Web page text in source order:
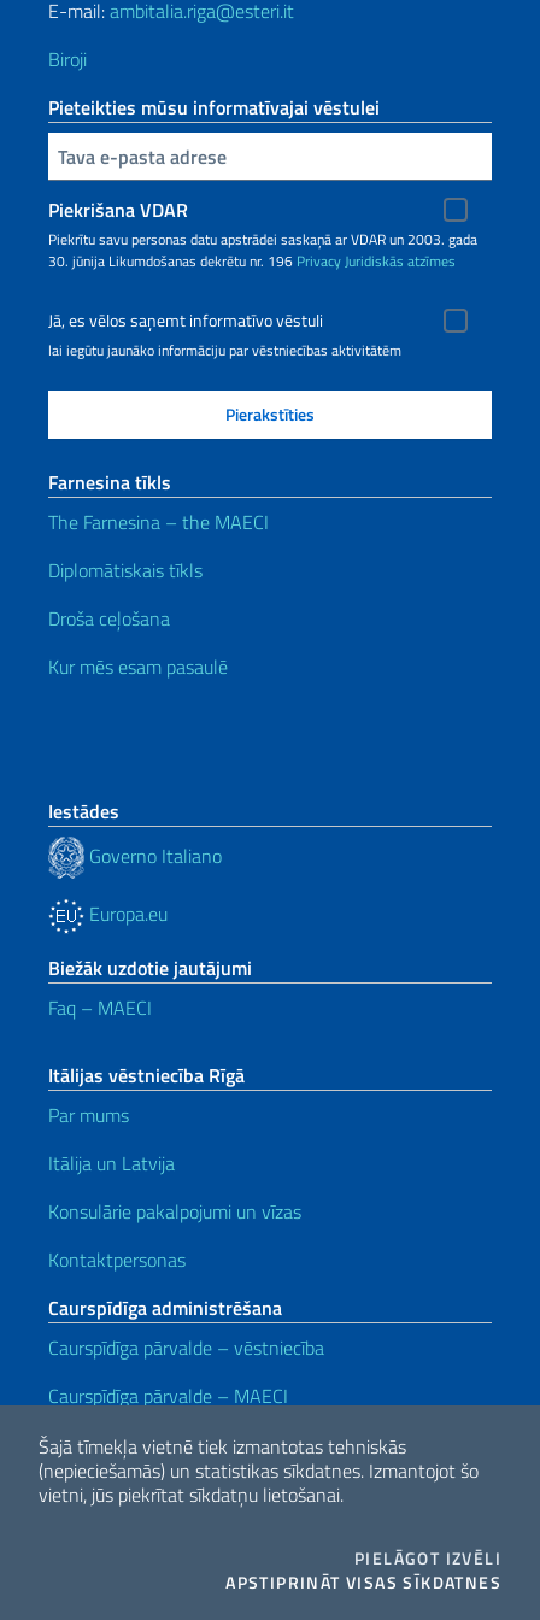
Šajā tīmekļa vietnē tiek izmantotas tehniskās
(nepieciešamās) un statistikas sīkdatnes. Izmantojot šo
vietni, jūs piekrītat sīkdatņu lietošanai.
PIELĀGOT IZVĒLI
APSTIPRINĀT VISAS SĪKDATNES
E-mail:ambitalia.riga@esteri.it
Biroji
Pieteikties mūsu informatīvajai vēstulei
Inserisci la tua email
Piekrišana VDAR
Piekrītu savu personas datu apstrādei saskaņā ar VDAR un 2003. gada
30. jūnija Likumdošanas dekrētu nr. 196 PrivacyJuridiskās atzīmes
Jā, es vēlos saņemt informatīvo vēstuli
lai iegūtu jaunāko informāciju par vēstniecības aktivitātēm
Farnesina tīkls
The Farnesina – the MAECI
Diplomātiskais tīkls
Droša ceļošana
Kur mēs esam pasaulē
Iestādes
Governo Italiano
Europa.eu
Biežāk uzdotie jautājumi
Faq – MAECI
Itālijas vēstniecība Rīgā
Par mums
Itālija un Latvija
Konsulārie pakalpojumi un vīzas
Kontaktpersonas
Caurspīdīga administrēšana
Caurspīdīga pārvalde – vēstniecība
Caurspīdīga pārvalde – MAECI
Noderīgas saites
Note legaliPrivacy e cookie policyDichiarazione di accessibilità
2026 Copyright Itālijas Ārlietu un Starptautiskās Sadarbības Ministrija